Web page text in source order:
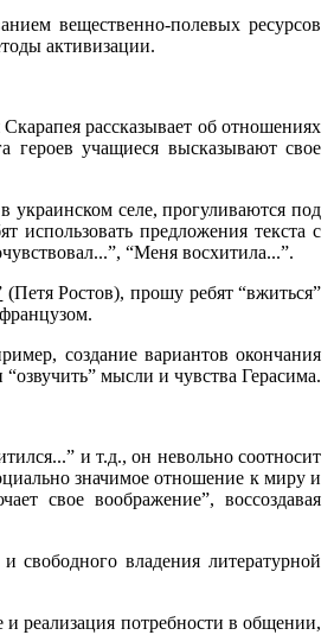
вещественно-полевых ресурсов
активизации.
Скарапея рассказывает об отношениях
героев учащиеся высказывают свое
украинском селе, прогуливаются под
использовать предложения текста с
“Меня восхитила...”.
(Петя Ростов), прошу ребят “вжиться”
создание вариантов окончания
мысли и чувства Герасима.
и т.д., он невольно соотносит
значимое отношение к миру и
свое воображение”, воссоздавая
свободного владения литературной
и реализация потребности в общении,